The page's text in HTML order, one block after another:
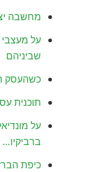
מחשבה
על מעצבי
שביניהם
כשהעסק
תוכנית
על
ברביקיו…
כיפת